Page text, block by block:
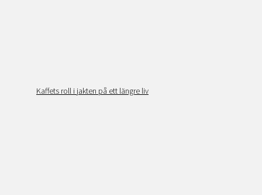
Kaffets roll i jakten på ett längre liv